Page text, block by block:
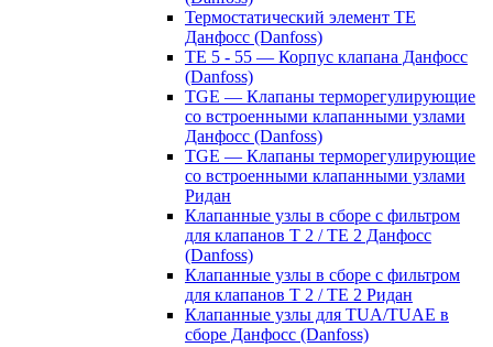
Термостатический элемент TE
Данфосс (Danfoss)
TE 5 - 55 — Корпус клапана Данфосс
(Danfoss)
TGE — Клапаны терморегулирующие
со встроенными клапанными узлами
Данфосс (Danfoss)
TGE — Клапаны терморегулирующие
со встроенными клапанными узлами
Ридан
Клапанные узлы в сборе с фильтром
для клапанов T 2 / TE 2 Данфосс
(Danfoss)
Клапанные узлы в сборе с фильтром
для клапанов T 2 / TE 2 Ридан
Клапанные узлы для TUA/TUAE в
сборе Данфосс (Danfoss)